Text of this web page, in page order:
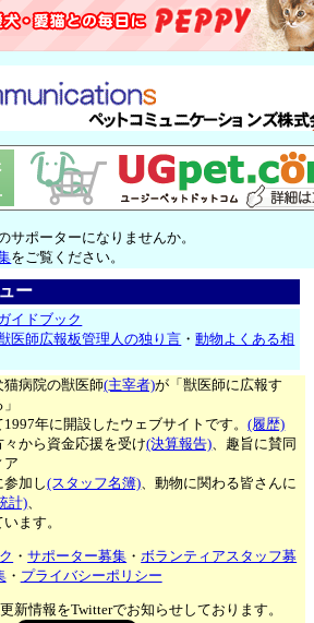
サポーターになりませんか。
をご覧ください。
ー
イドブック
医師広報板管理人の独り言 ・動物よくある相
猫病院の獣医師(主宰者)が「獣医師に広報す
年に開設したウェブサイトです。(履歴)
々から資金応援を受け(決算報告)、趣旨に賛同
ア
参加し(スタッフ名簿)、動物に関わる皆さんに
計)、
ます。
・サポーター募集 ・ボランティアスタッフ募
・ プライバシーポリシー
新情報をTwitterでお知らせしております。